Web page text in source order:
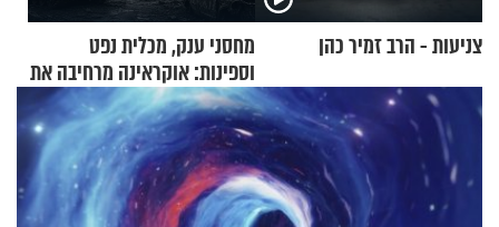
צניעות - הרב זמיר כהן
מחסני ענק, מכלית נפט
וספינות: אוקראינה מרחיבה את
התקיפות בעומק רוסיה